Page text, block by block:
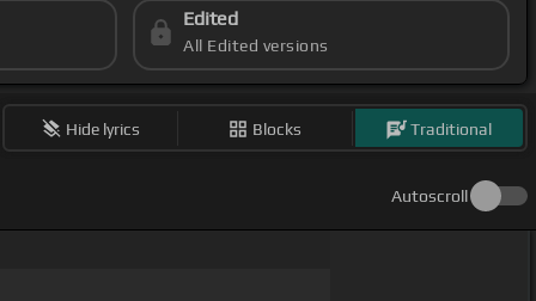
Edited
All Edited versions
Hide lyrics Blocks Traditional
Autoscroll